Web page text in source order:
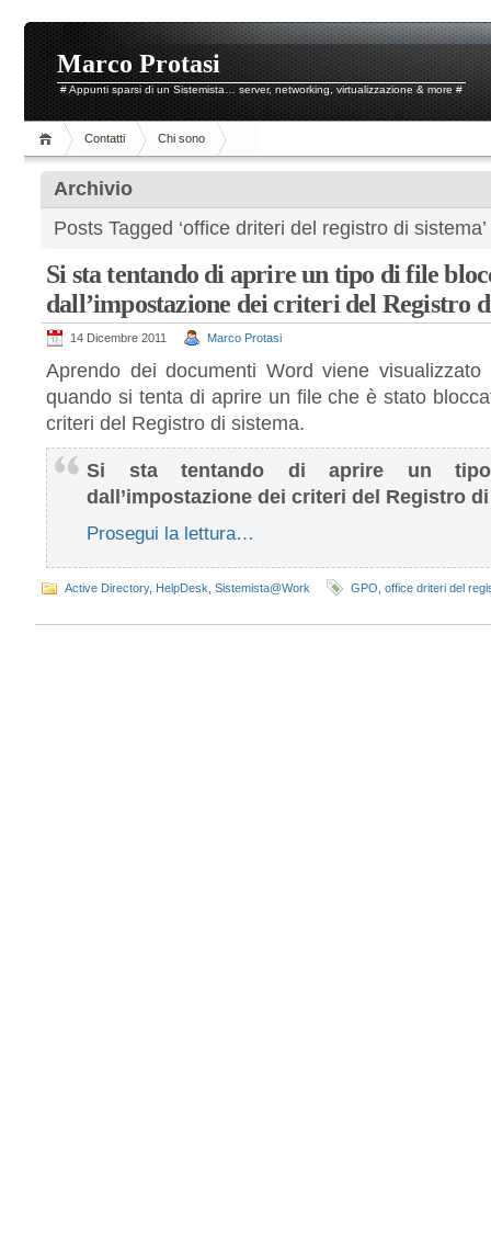
Marco Protasi
# Appunti sparsi di un Sistemista… server, networking, virtualizzazione & more #
Contatti Chi sono
Archivio
Posts Tagged ‘office driteri del registro di sistema’
Si sta tentando di aprire un tipo di file
dall’impostazione dei criteri del Registro
14 Dicembre 2011 Marco Protasi
Aprendo dei documenti Word viene
quando si tenta di aprire un file che è stato
criteri del Registro di sistema.
Si sta tentando di aprire un
dall’impostazione dei criteri del Registro
Prosegui la lettura…
Active Directory, HelpDesk Sistemista@Work GPO office driteri del